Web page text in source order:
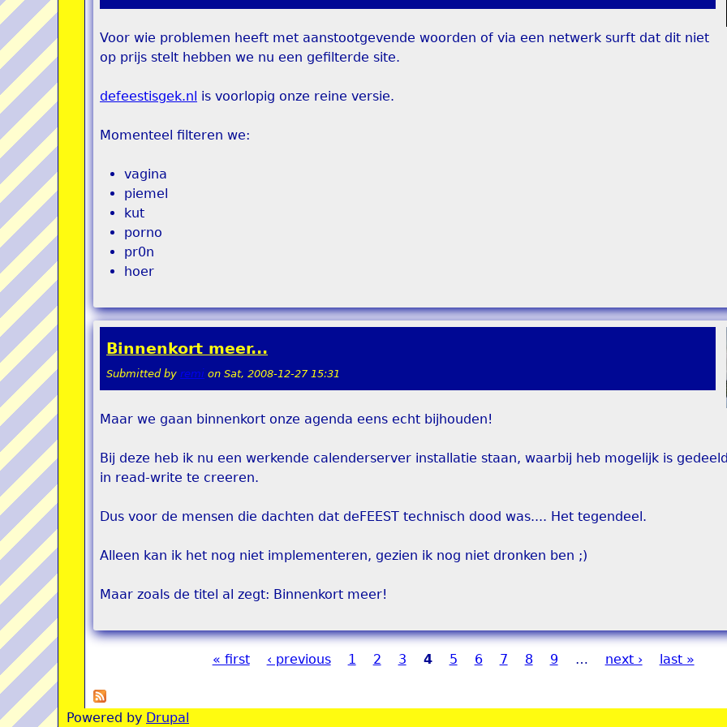
Voor wie problemen heeft met aanstootgevende woorden of via een netwerk surft dat dit niet
op prijs stelt hebben we nu een gefilterde site.
defeestisgek.nl is voorlopig onze reine versie.
Momenteel filteren we:
vagina
piemel
kut
porno
pr0n
hoer
Binnenkort meer...
Submitted by remi on Sat, 2008-12-27 15:31
Maar we gaan binnenkort onze agenda eens echt bijhouden!
Bij deze heb ik nu een werkende calenderserver installatie staan, waarbij heb mogelijk is
in read-write te creeren.
Dus voor de mensen die dachten dat deFEEST technisch dood was.... Het tegendeel.
Alleen kan ik het nog niet implementeren, gezien ik nog niet dronken ben ;)
Maar zoals de titel al zegt: Binnenkort meer!
« first ‹ previous 1 2 3 4 5 6 7 8 9 … next › last »
Powered by Drupal